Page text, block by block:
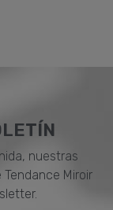
nuestras
Miroir